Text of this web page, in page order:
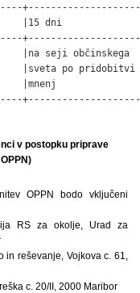
|15 dni
|na seji
po
|mnenj
v postopku priprave
OPPN bodo vključeni
RS za okolje, Urad za
reševanje, Vojkova c. 61,
c. 20/II, 2000 Maribor